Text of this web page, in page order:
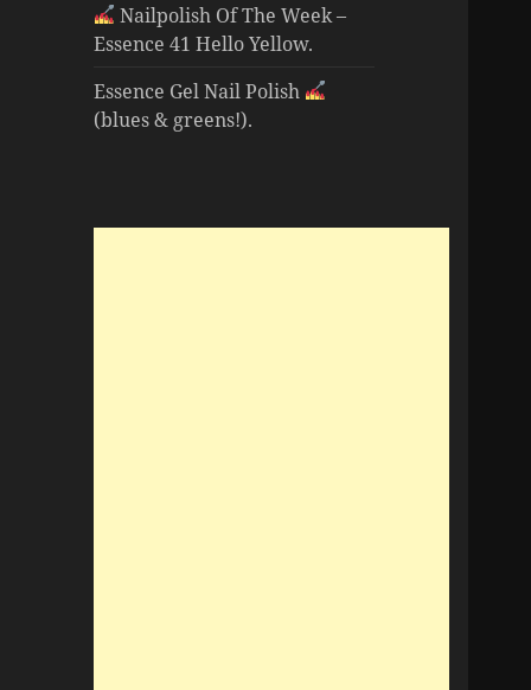
Nailpolish Of The Week –
Essence 41 Hello Yellow.
Essence Gel Nail Polish
(blues & greens!).